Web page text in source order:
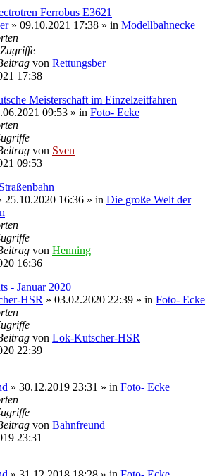
Ferrobus E3621
» 09.10.2021 17:38 » in Modellbahnecke
Zugriffe
von Rettungsber
17:38
Meisterschaft im Einzelzeitfahren
09:53 » in Foto- Ecke
von Sven
09:53
25.10.2020 16:36 » in Die große Welt der
von Henning
16:36
- Januar 2020
HSR » 03.02.2020 22:39 » in Foto- Ecke
von Lok-Kutscher-HSR
22:39
» 30.12.2019 23:31 » in Foto- Ecke
von Bahnfreund
23:31